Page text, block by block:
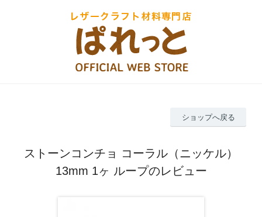
ショップへ戻る
ストーンコンチョ コーラル（ニッケル）
13mm 1ヶ ループのレビュー